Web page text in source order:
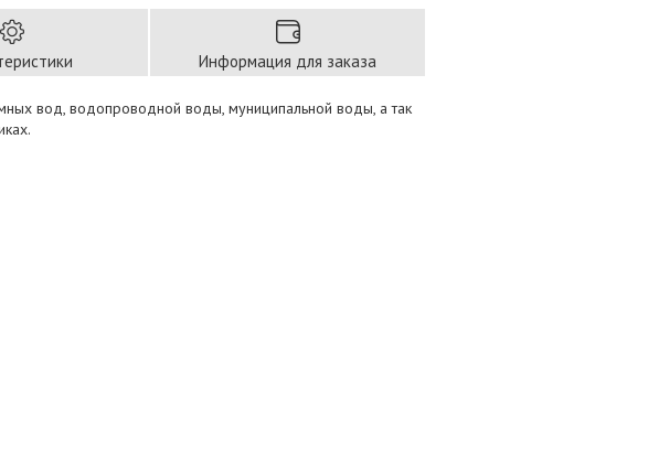
Информация для заказа
вод, водопроводной воды, муниципальной воды, а так